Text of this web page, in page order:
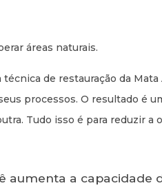
áreas naturais.
de restauração da
processos. O resultado é
Tudo isso é para reduzir a
aumenta a capacidade